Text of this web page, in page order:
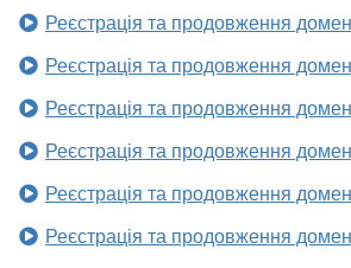
Реєстрація та продовження
Реєстрація та продовження
Реєстрація та продовження
Реєстрація та продовження
Реєстрація та продовження
Реєстрація та продовження